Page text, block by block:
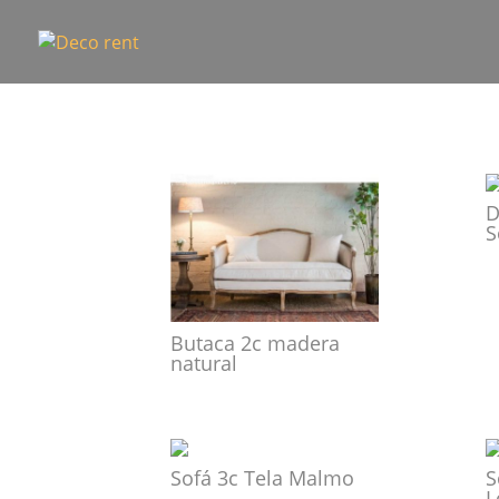
Butaca 2c madera
natural
Sofá 3c Tela Malmo